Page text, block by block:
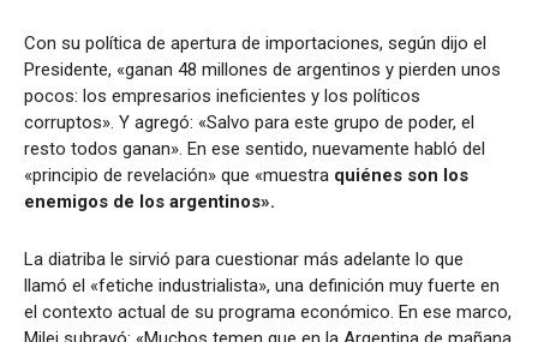
Con su política de apertura de importaciones, según dijo el
Presidente, «ganan 48 millones de argentinos y pierden unos
pocos: los empresarios ineficientes y los políticos
corruptos». Y agregó: «Salvo para este grupo de poder, el
resto todos ganan». En ese sentido, nuevamente habló del
«principio de revelación» que «muestra quiénes son los
enemigos de los argentinos».
La diatriba le sirvió para cuestionar más adelante lo que
llamó el «fetiche industrialista», una definición muy fuerte en
el contexto actual de su programa económico. En ese marco,